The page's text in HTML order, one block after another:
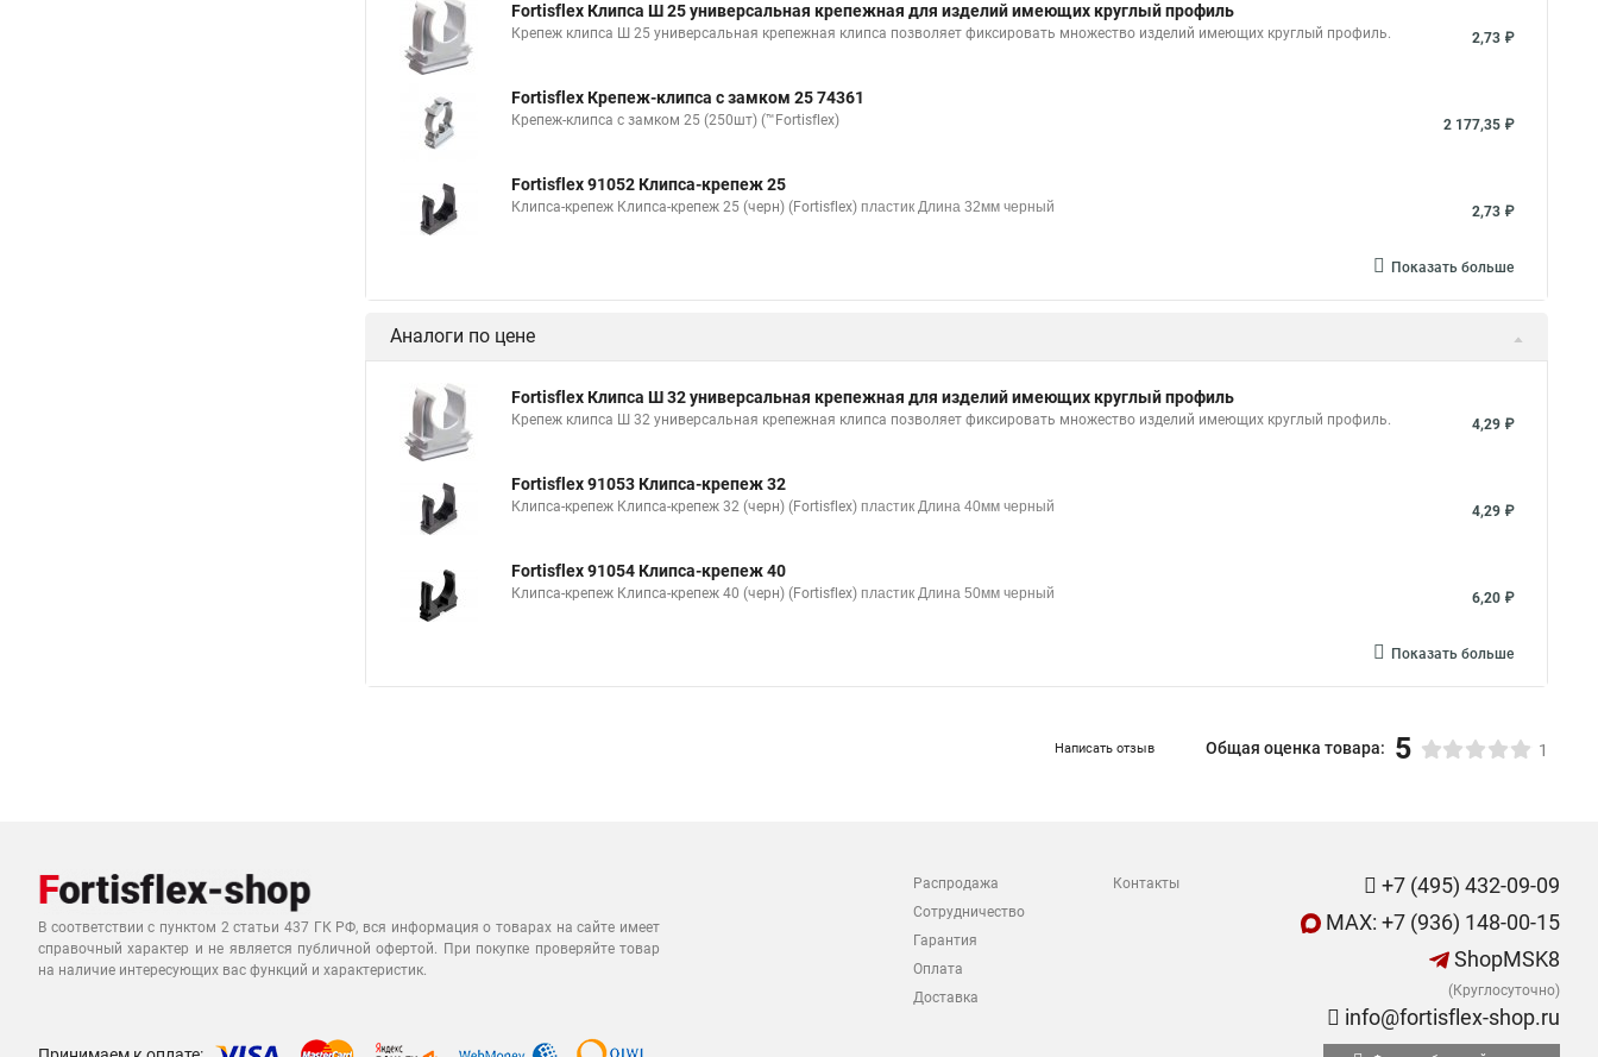
Fortisflex Клипса Ш 25 универсальная крепежная для изделий имеющих круглый профиль
Крепеж клипса Ш 25 универсальная крепежная клипса позволяет фиксировать множество изделий имеющих круглый профиль. 2,73 ₽
Fortisflex Крепеж-клипса с замком 25 74361
Крепеж-клипса с замком 25 (250шт) (™Fortisflex) 2 177,35 ₽
Fortisflex 91052 Клипса-крепеж 25
Клипса-крепеж Клипса-крепеж 25 (черн) (Fortisflex) пластик Длина 32мм черный 2,73 ₽
Показать больше
Аналоги по цене
Fortisflex Клипса Ш 32 универсальная крепежная для изделий имеющих круглый профиль
Крепеж клипса Ш 32 универсальная крепежная клипса позволяет фиксировать множество изделий имеющих круглый профиль. 4,29 ₽
Fortisflex 91053 Клипса-крепеж 32
Клипса-крепеж Клипса-крепеж 32 (черн) (Fortisflex) пластик Длина 40мм черный 4,29 ₽
Fortisflex 91054 Клипса-крепеж 40
Клипса-крепеж Клипса-крепеж 40 (черн) (Fortisflex) пластик Длина 50мм черный 6,20 ₽
Показать больше
Написать отзыв Общая оценка товара: 5 1
В соответствии с пунктом 2 статьи 437 ГК РФ, вся информация о товарах на сайте имеет
справочный характер и не является публичной офертой. При покупке проверяйте товар
на наличие интересующих вас функций и характеристик.
Распродажа
Сотрудничество
Гарантия
Оплата
Доставка
Контакты
+7 (495) 432-09-09
MAX: +7 (936) 148-00-15
ShopMSK8
(Круглосуточно)
info@fortisflex-shop.ru